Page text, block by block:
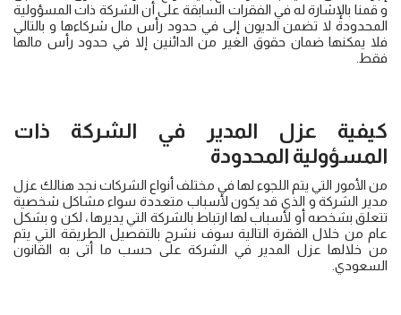
و قمنا بالإشارة له في الفقرات السابقة على أن الشركة ذات المسؤولية
المحدودة لا تضمن الديون إلى في حدود رأس مال شركاءها و بالتالي
فلا يمكنها ضمان حقوق الغير من الدائنين إلا في حدود رأس مالها
فقط.
كيفية عزل المدير في الشركة ذات
المسؤولية المحدودة
من الأمور التي يتم اللجوء لها في مختلف أنواع الشركات نجد هنالك عزل
مدير الشركة و الذي قد يكون لأسباب متعددة سواء مشاكل شخصية
تتعلق بشخصه أو لأسباب لها ارتباط بالشركة التي يديرها ، لكن و بشكل
عام من خلال الفقرة التالية سوف نشرح بالتفصيل الطريقة التي يتم
من خلالها عزل المدير في الشركة على حسب ما أتى به القانون
السعودي.